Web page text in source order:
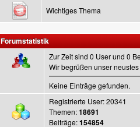
Wichtiges Thema
Forumstatistik
Zur Zeit sind 0 User und 0
Wir begrüßen unser
Keine Einträge gefunden.
Registrierte User: 20341
Themen:18691
Beiträge:154854